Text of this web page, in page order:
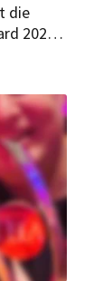
die
2026
noch